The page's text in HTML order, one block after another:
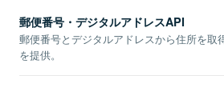
郵便番号・デジタルアドレスAPI
郵便番号とデジタルアドレスから住所を取
を提供。